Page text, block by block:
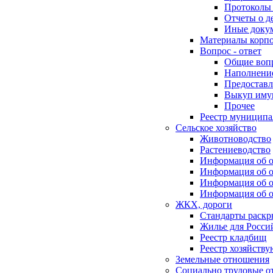
Протоколы
Отчеты о
Иные
Материалы
Вопрос - ответ
Общие
Выкуп
Прочее
Реестр
Сельское хозяйство
Животноводство
Растениеводство
Информация об
Информация об
Информация об
Информация об
ЖКХ, дороги
Стандарты
Жилье для
Реестр кладбищ
Реестр
Земельные отношения
Социально трудовые